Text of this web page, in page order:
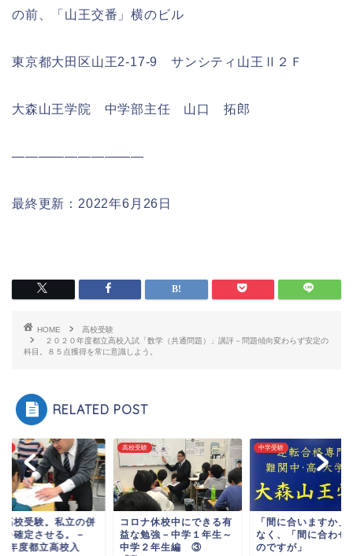
の前、「山王交番」横のビル‎
東京都大田区山王2‐17‐9 サンシティ山王Ⅱ２Ｆ
大森山王学院 中学部主任 山口 拓郎
――――――――――
最終更新：2022年6月26日
HOME
高校受験
２０２０年度都立高校入試「数学（共通問題）」講評－問題傾向変わらず安定の
科目。８５点獲得を常に意識しよう。
RELATED POST
高校受験。私立の併
を確定させる。－
年度都立高校入
高校受験
コロナ休校中にできる有
益な勉強－中学１年生～
中学２年生編 ③
中学受験
「間に合いますか」
なく、「間に合わせ
のですが」